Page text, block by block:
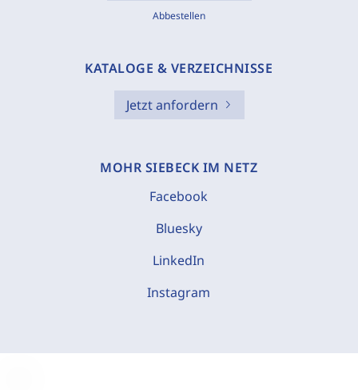
Abbestellen
KATALOGE & VERZEICHNISSE
Jetzt anfordern
MOHR SIEBECK IM NETZ
Facebook
Bluesky
LinkedIn
Instagram